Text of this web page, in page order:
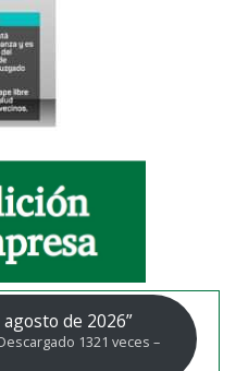
de 2026”
1321 veces –